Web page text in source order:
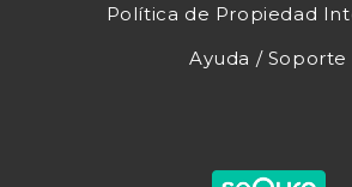
Política de Propiedad
Ayuda / Soporte